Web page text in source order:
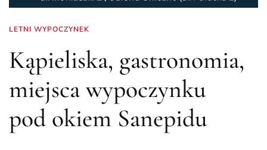
LETNI WYPOCZYNEK
Kąpieliska, gastronomia,
miejsca wypoczynku
pod okiem Sanepidu